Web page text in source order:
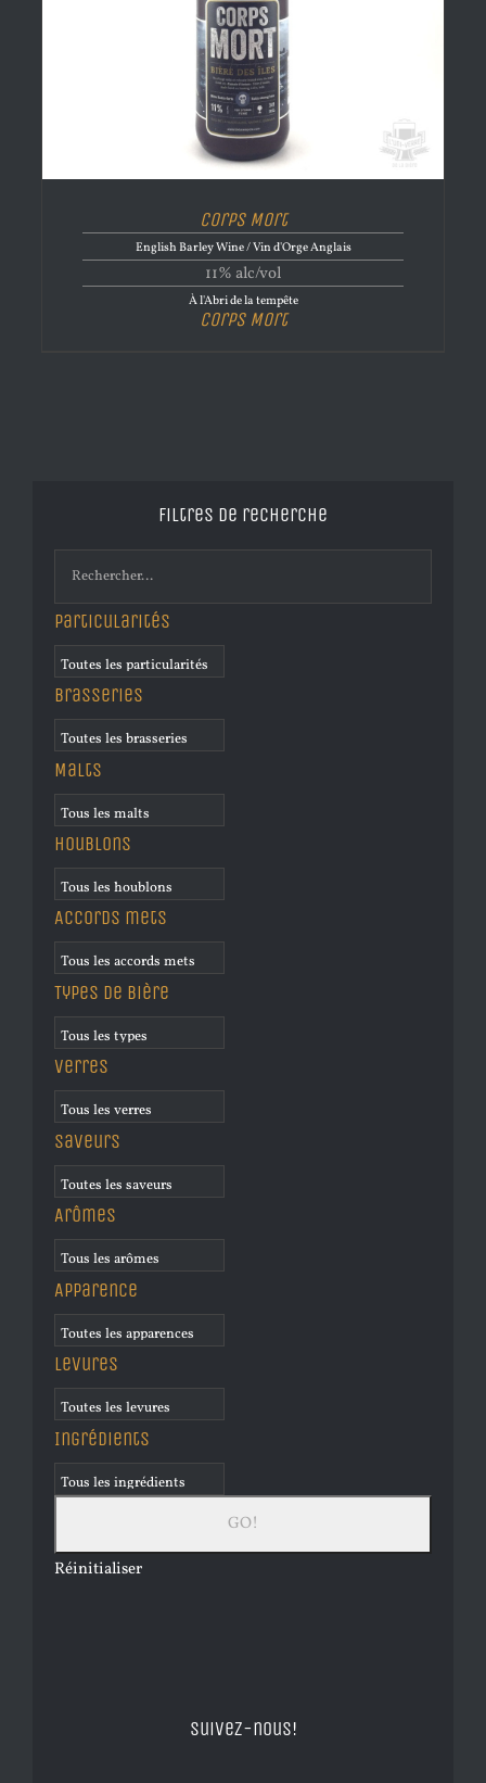
Corps Mort
English Barley Wine / Vin d'Orge Anglais
11% alc/vol
À l'Abri de la tempête
Corps Mort
Filtres de recherche
Particularités
Brasseries
Malts
Houblons
Accords mets
Types de bière
Verres
Saveurs
Arômes
Apparence
Levures
Ingrédients
Réinitialiser
Suivez-nous!